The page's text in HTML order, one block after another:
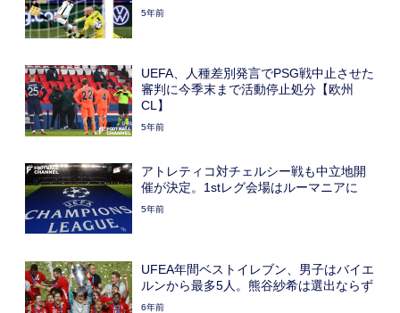
5年前
UEFA、人種差別発言でPSG戦中止させた
審判に今季末まで活動停止処分【欧州
CL】
5年前
アトレティコ対チェルシー戦も中立地開
催が決定。1stレグ会場はルーマニアに
5年前
UFEA年間ベストイレブン、男子はバイエ
ルンから最多5人。熊谷紗希は選出ならず
6年前